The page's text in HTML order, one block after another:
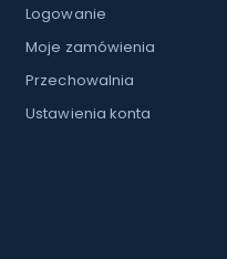
Logowanie
Moje zamówienia
Przechowalnia
Ustawienia konta